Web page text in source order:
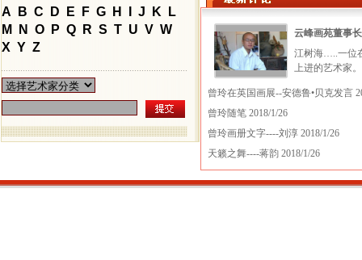
A B C D E F G H J K
L
M
N O P Q R S T U V W
X Y Z
云峰画苑董事
江树海…..一位
上进的艺术家
曾玲在英国画展--安德鲁•贝克发言
曾玲随笔2018/1/26
曾玲画册文字----刘淳2018/1/26
天籁之舞----蒋韵2018/1/26